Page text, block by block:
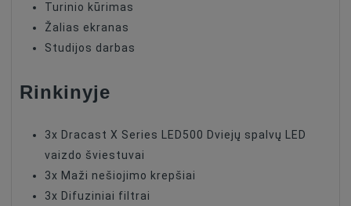
Turinio kūrimas
Žalias ekranas
Studijos darbas
Rinkinyje
3x Dracast X Series LED500 Dviejų spalvų LED
vaizdo šviestuvai
3x Maži nešiojimo krepšiai
3x Difuziniai filtrai